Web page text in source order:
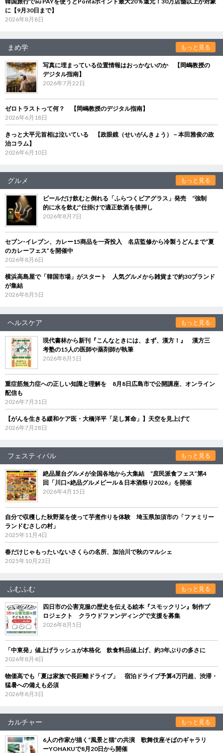
に【9月30日まで】
2026年8月8日
まめ学 もっと見る
写真に埋まっている位置情報はおっかないのか 【岡嶋教授の
デジタル指南】
2026年7月22日
ゼロトラストって何？ 【岡嶋教授のデジタル指南】
2026年6月18日
きっと大平元首相は泣いている 【政眼鏡（せいがんきょう）－本田雅俊の政
治コラム】
2026年6月10日
グルメ もっと見る
ビールだけ飲むと倒れる「ふらつくビアグラス」発売 “強制
的に水を飲む”仕掛けで適正飲酒を後押し
2026年8月7日
セブン‐イレブン、カレー15商品を一斉投入 名店監修から冷製うどんまで“夏
のカレーフェス”を開催中
2026年8月6日
横浜高島屋で「韓国市場」がスタート 人気グルメから雑貨まで約30ブランド
が集結
2026年8月5日
ヘルスケア もっと見る
現代書林から新刊『こんなときには、まず、漢方！』 漢方三
考塾の15人の医師や薬剤師が執筆
2026年8月5日
重症筋無力症への正しい知識と理解を 8月8日広島市で公開講座、オンライン
配信も
2026年7月31日
【がんを生きる緩和ケア医・大橋洋平「足し算命」】天空を見上げて
2026年7月28日
フェスティバル もっと見る
絶品屋台グルメが全国各地から大集結 “庶民派食フェス”第4
回「川口×絶品グルメビール＆日本酒祭り2026」を開催
2026年4月15日
自分で収穫した秋野菜を使って芋煮作りを体験 埼玉県加須市の「ファミリー
ランドむさしの村」
2025年11月4日
春だけじゃもったいないさくらの名所、加治川で秋のマルシェ
2025年10月23日
ふむふむ もっと見る
四日市の公害克服の歴史を伝える絵本『スモックリン』制作プ
ロジェクト クラウドファンディングで支援を募集
2026年8月5日
「中東発」値上げラッシュが本格化 飲食料品値上げ、約3年ぶりの多さに
2026年8月4日
物価高でも「夏は家族で長距離ドライブ」 宿泊ドライブ予算4万円超、渋滞・
猛暑への備えも必須
2026年8月3日
カルチャー もっと見る
6人の作家が描く“風景と猫”の共演 歌舞伎座そばのギャラリ
ーYOHAKUで8月20日から開催